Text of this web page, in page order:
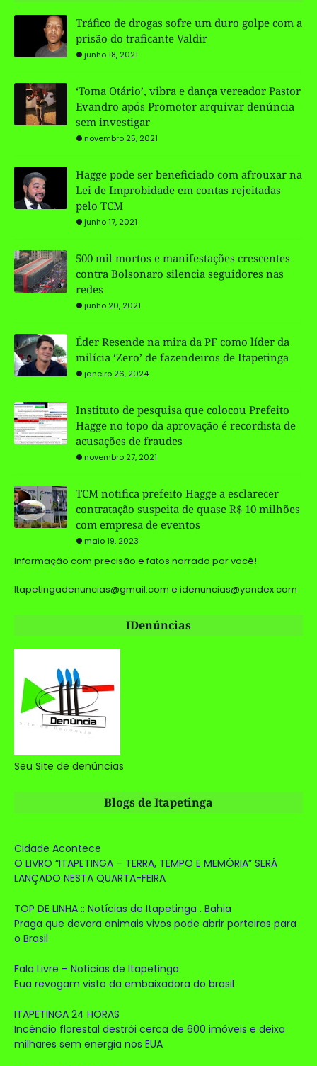
Tráfico de drogas sofre um duro golpe com a
prisão do traficante Valdir
junho 18, 2021
‘Toma Otário’, vibra e dança vereador Pastor
Evandro após Promotor arquivar denúncia
sem investigar
novembro 25, 2021
Hagge pode ser beneficiado com afrouxar na
Lei de Improbidade em contas rejeitadas
pelo TCM
junho 17, 2021
500 mil mortos e manifestações crescentes
contra Bolsonaro silencia seguidores nas
redes
junho 20, 2021
Éder Resende na mira da PF como líder da
milícia ‘Zero’ de fazendeiros de Itapetinga
janeiro 26, 2024
Instituto de pesquisa que colocou Prefeito
Hagge no topo da aprovação é recordista de
acusações de fraudes
novembro 27, 2021
TCM notifica prefeito Hagge a esclarecer
contratação suspeita de quase R$ 10 milhões
com empresa de eventos
maio 19, 2023
Informação com precisão e fatos narrado por você!
Itapetingadenuncias@gmail.com e idenuncias@yandex.com
IDenúncias
Seu Site de denúncias
Blogs de Itapetinga
Cidade Acontece
O LIVRO “ITAPETINGA – TERRA, TEMPO E MEMÓRIA” SERÁ
LANÇADO NESTA QUARTA-FEIRA
TOP DE LINHA :: Notícias de Itapetinga . Bahia
Praga que devora animais vivos pode abrir porteiras para
o Brasil
Fala Livre – Noticias de Itapetinga
Eua revogam visto da embaixadora do brasil
ITAPETINGA 24 HORAS
Incêndio florestal destrói cerca de 600 imóveis e deixa
milhares sem energia nos EUA